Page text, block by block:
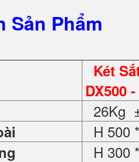
Sản Phẩm
Két
DX500
26Kg
H 500
H 300